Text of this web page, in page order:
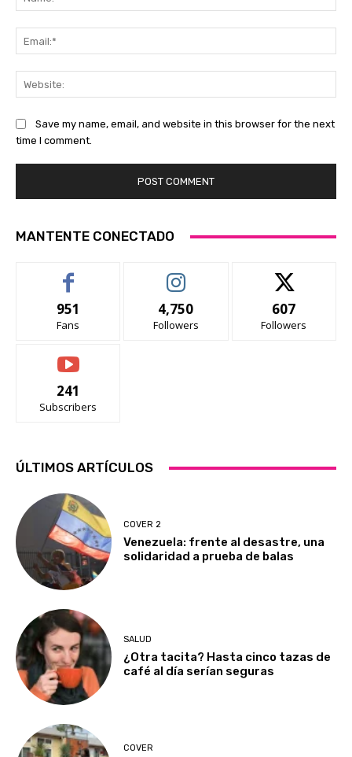
Save my name, email, and website in this browser for the next
time I comment.
MANTENTE CONECTADO
951
Fans
4,750
Followers
607
Followers
241
Subscribers
ÚLTIMOS ARTÍCULOS
COVER 2
Venezuela: frente al desastre, una
solidaridad a prueba de balas
SALUD
¿Otra tacita? Hasta cinco tazas de
café al día serían seguras
COVER